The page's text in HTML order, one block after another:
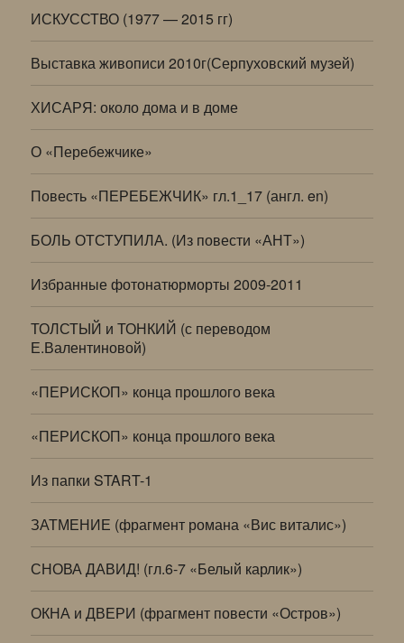
ИСКУССТВО (1977 — 2015 гг)
Выставка живописи 2010г(Серпуховский музей)
ХИСАРЯ: около дома и в доме
О «Перебежчике»
Повесть «ПЕРЕБЕЖЧИК» гл.1_17 (англ. en)
БОЛЬ ОТСТУПИЛА. (Из повести «АНТ»)
Избранные фотонатюрморты 2009-2011
ТОЛСТЫЙ и ТОНКИЙ (с переводом
Е.Валентиновой)
«ПЕРИСКОП» конца прошлого века
«ПЕРИСКОП» конца прошлого века
Из папки START-1
ЗАТМЕНИЕ (фрагмент романа «Вис виталис»)
СНОВА ДАВИД! (гл.6-7 «Белый карлик»)
ОКНА и ДВЕРИ (фрагмент повести «Остров»)